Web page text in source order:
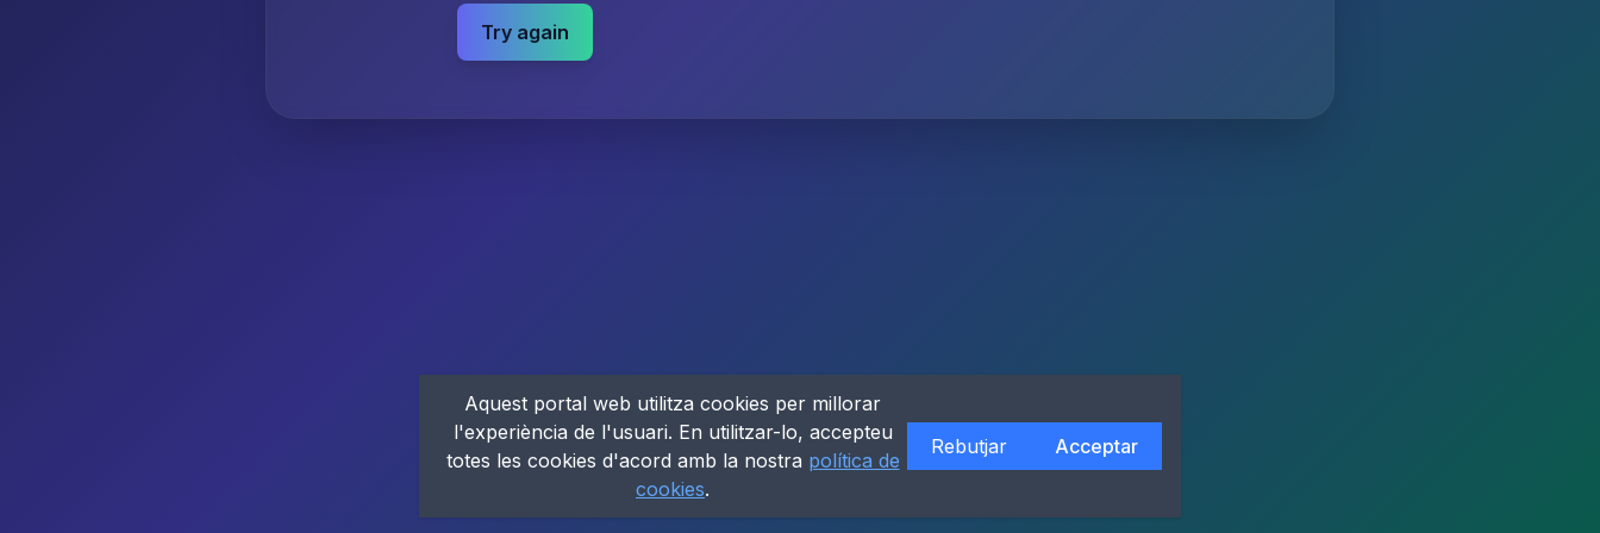
Try again
Aquest portal web utilitza cookies per millorar
l'experiència de l'usuari. En utilitzar-lo, accepteu
totes les cookies d'acord amb la nostra política de
cookies.
Rebutjar Acceptar